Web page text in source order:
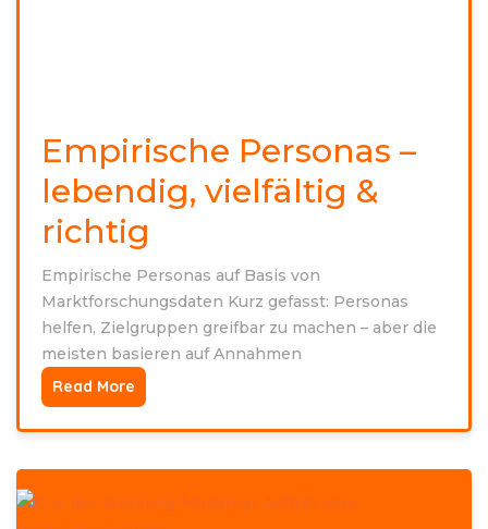
Empirische Personas –
lebendig, vielfältig &
richtig
Empirische Personas auf Basis von
Marktforschungsdaten Kurz gefasst: Personas
helfen, Zielgruppen greifbar zu machen – aber die
meisten basieren auf Annahmen
Read More